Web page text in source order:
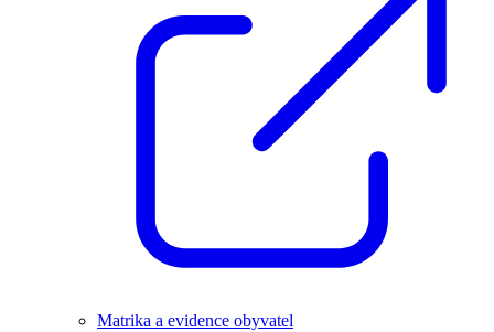
Matrika a evidence obyvatel